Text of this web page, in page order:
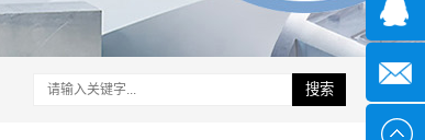
搜索